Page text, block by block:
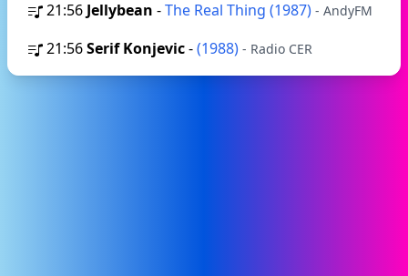
21:56 Jellybean -The Real Thing (1987) - AndyFM
21:56Serif Konjevic-(1988) - Radio CER